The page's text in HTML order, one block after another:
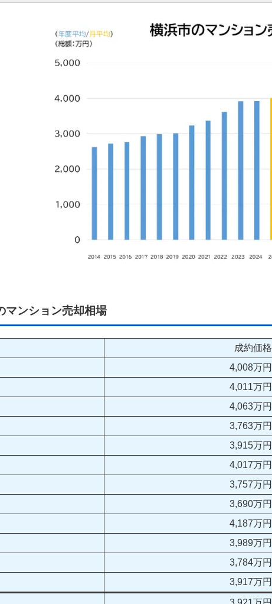
マンション売却相場
成約価格
4,008万円
4,011万円
4,063万円
3,763万円
3,915万円
4,017万円
3,757万円
3,690万円
4,187万円
3,989万円
3,784万円
3,917万円